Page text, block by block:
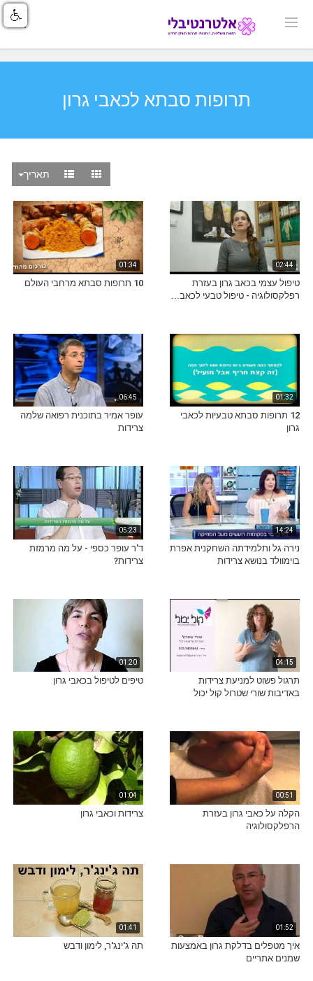
תרופות סבתא לכאבי גרון
תאריך
02:44
טיפול עצמי בכאב גרון בעזרת
רפלקסולוגיה - טיפול טבעי לכאב...
01:34
10 תרופות סבתא מרחבי העולם
01:32
12 תרופות סבתא טבעיות לכאבי
גרון
06:45
עופר אמיר בתוכנית רפואה שלמה
צרידות
14:24
נירה גל ותלמידתה השחקנית אפרת
בוימוולד בנושא צרידות
05:23
ד'ר עופר כספי - על מה מרמזת
צרידות?
04:15
תרגול פשוט למניעת צרידות
באדיבות שורי שטרול קול יכול
01:20
טיפים לטיפול בכאבי גרון
00:51
הקלה על כאבי גרון בעזרת
הרפלקסולוגיה
01:04
צרידות וכאבי גרון
01:52
איך מטפלים בדלקת גרון באמצעות
שמנים אתריים
01:41
תה ג'ינג'ר, לימון ודבש